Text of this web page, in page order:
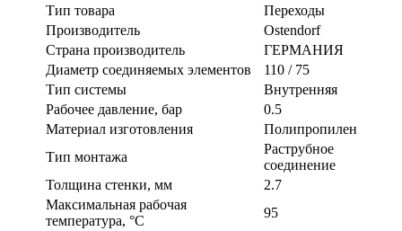
Тип товара
Переходы
Производитель
Ostendorf
Страна производитель
ГЕРМАНИЯ
Диаметр соединяемых элементов
110 / 75
Тип системы
Внутренняя
Рабочее давление, бар
0.5
Материал изготовления
Полипропилен
Тип монтажа
Раструбное
соединение
Толщина стенки, мм
2.7
Максимальная рабочая
температура, °С
95